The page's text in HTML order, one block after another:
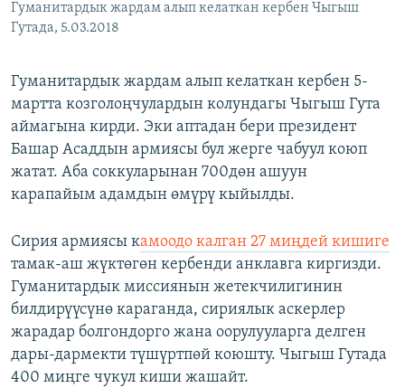
Гуманитардык жардам алып келаткан кербен Чыгыш
Гутада, 5.03.2018
Гуманитардык жардам алып келаткан кербен 5-
мартта козголоңчулардын колундагы Чыгыш Гута
аймагына кирди. Эки аптадан бери президент
Башар Асаддын армиясы бул жерге чабуул коюп
жатат. Аба соккуларынан 700дөн ашуун
карапайым адамдын өмүрү кыйылды.
Сирия армиясы камоодо калган 27 миңдей кишиге
тамак-аш жүктөгөн кербенди анклавга киргизди.
Гуманитардык миссиянын жетекчилигинин
билдирүүсүнө караганда, сириялык аскерлер
жарадар болгондорго жана оорулууларга делген
дары-дармекти түшүртпөй коюшту. Чыгыш Гутада
400 миңге чукул киши жашайт.